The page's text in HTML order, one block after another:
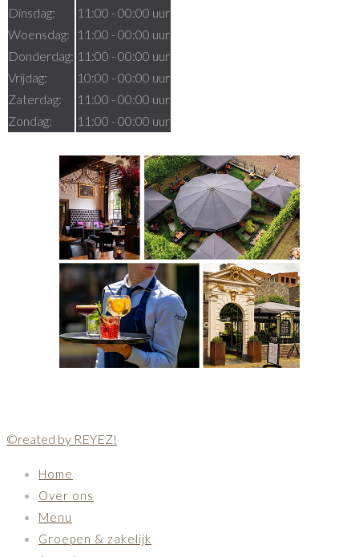
Dinsdag:
Woensdag:
Donderdag:
Vrijdag:
Zaterdag:
Zondag:
11:00 - 00:00 uur
11:00 - 00:00 uur
11:00 - 00:00 uur
10:00 - 00:00 uur
11:00 - 00:00 uur
11:00 - 00:00 uur
©reated by REYEZ!
Home
Over ons
Menu
Groepen & zakelijk